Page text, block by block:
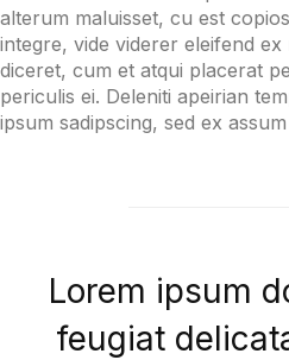
alterum maluisset, cu est
integre, vide viderer eleifend
diceret, cum et atqui placerat
periculis ei. Deleniti apeirian
ipsum sadipscing, sed ex
Lorem ipsum
feugiat